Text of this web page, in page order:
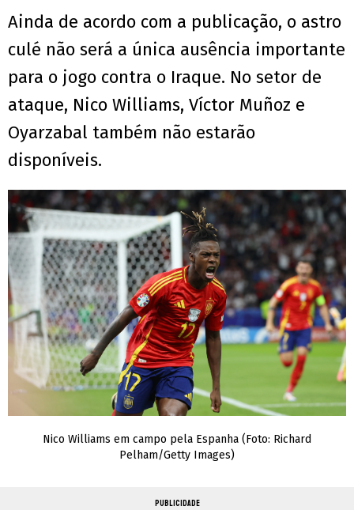
Ainda de acordo com a publicação, o astro
culé não será a única ausência importante
para o jogo contra o Iraque. No setor de
ataque, Nico Williams, Víctor Muñoz e
Oyarzabal também não estarão
disponíveis.
Nico Williams em campo pela Espanha (Foto: Richard
Pelham/Getty Images)
PUBLICIDADE